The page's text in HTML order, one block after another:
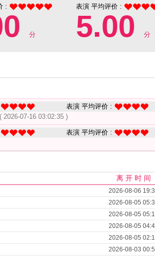
:
分
表演 平均评价 :
5.00 分
表演 平均评价 :
( 2026-07-16 03:02:35 )
表演 平均评价 :
离 开 时 间
2026-08-06
2026-08-05
2026-08-05
2026-08-05
2026-08-05
2026-08-03